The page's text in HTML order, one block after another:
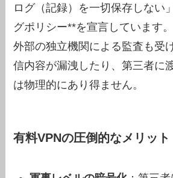
ログ（記録）を一切保存しない
グポリシー**を宣言しています。
外部の独立機関による監査も受
信内容が漏洩したり、第三者に
は物理的にあり得ません。
有料VPNの圧倒的なメリット